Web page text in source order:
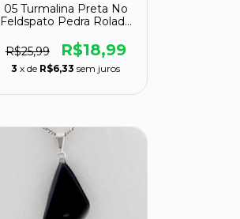
05 Turmalina Preta No
Feldspato Pedra Rolado
R$25,99
R$18,99
3 x de R$6,33 sem juros